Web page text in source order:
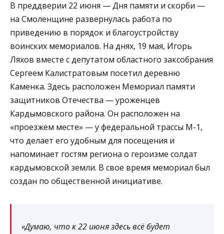
В преддверии 22 июня — Дня памяти и скорби —
на Смоленщине развернулась работа по
приведению в порядок и благоустройству
воинских мемориалов. На днях, 19 мая, Игорь
Ляхов вместе с депутатом областного заксобрания
Сергеем Калистратовым посетил деревню
Каменка. Здесь расположен Мемориал памяти
защитников Отечества — уроженцев
Кардымовского района. Он расположен на
«проезжем месте» — у федеральной трассы М-1,
что делает его удобным для посещения и
напоминает гостям региона о героизме солдат
кардымовской земли. В свое время мемориал был
создан по общественной инициативе.
«Думаю, что к 22 июня здесь всё будет